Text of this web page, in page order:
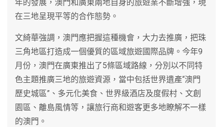
年的發展，澳門和廣東兩地自身的旅遊業不斷增強，現
在三地呈現平等的合作態勢。
文綺華強調，澳門應把握這種機會，大力去推廣，把珠
三角地區打造成一個優質的區域旅遊國際品牌。今年9
月份，澳門在廣東推出了5條區域路線，分別以不同特
色主題推廣三地的旅遊資源，當中包括世界遺產“澳門
歷史城區”、多元化美食、世界級酒店及度假村、文創
園區、離島風情等，讓旅行商和遊客更多地瞭解不一樣
的澳門。